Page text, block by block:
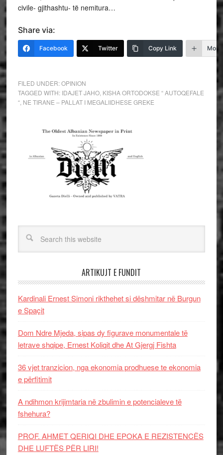
civile- gjithashtu- të nemitura…
Share via:
Facebook Twitter Copy Link More
FILED UNDER:OPINION
TAGGED WITH: IDAJET JAHO, KISHA ORTODOKSE “ AUTOQEFALE
“, NE TIRANE – PALLAT I MEGALIIDHESE GREKE
ARTIKUJT E FUNDIT
Kardinali Ernest Simoni rikthehet si dëshmitar në Burgun
e Spaçit
Dom Ndre Mjeda, sipas dy figurave monumentale të
letrave shqipe, Ernest Koliqit dhe At Gjergj Fishta
36 vjet tranzicion, nga ekonomia prodhuese te ekonomia
e përfitimit
A ndihmon krijimtaria në zbulimin e potencialeve të
fshehura?
PROF. AHMET QERIQI DHE EPOKA E REZISTENCЁS
DHE LUFTЁS PЁR LIRI!